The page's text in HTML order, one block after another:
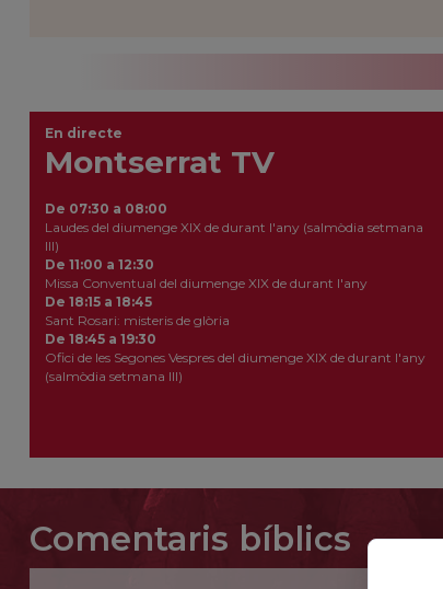
En directe
Montserrat TV
De 07:30 a 08:00
Laudes del diumenge XIX de durant l'any (salmòdia setmana
III)
De 11:00 a 12:30
Missa Conventual del diumenge XIX de durant l'any
De 18:15 a 18:45
Sant Rosari: misteris de glòria
De 18:45 a 19:30
Ofici de les Segones Vespres del diumenge XIX de durant l'any
(salmòdia setmana III)
Comentaris bíblics